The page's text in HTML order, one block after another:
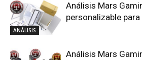
ANÁLISIS
Análisis Mars
personalizable
Análisis Mars